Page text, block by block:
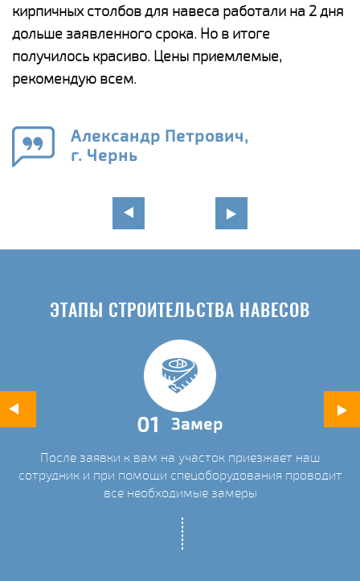
кирпичных столбов для навеса работали на 2 дня
дольше заявленного срока. Но в итоге
получилось красиво. Цены приемлемые,
рекомендую всем.
Александр Петрович,
г. Чернь
ЭТАПЫ СТРОИТЕЛЬСТВА НАВЕСОВ
01 Замер
После заявки к вам на участок приезжает наш
сотрудник и при помощи спецоборудования проводит
все необходимые замеры